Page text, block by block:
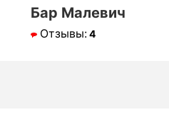
Бар Малевич
Отзывы:4